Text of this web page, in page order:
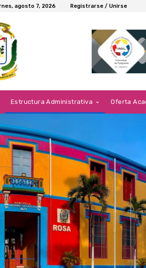
agosto 7, 2026 Registrarse / Unirse
Estructura Administrativa Oferta